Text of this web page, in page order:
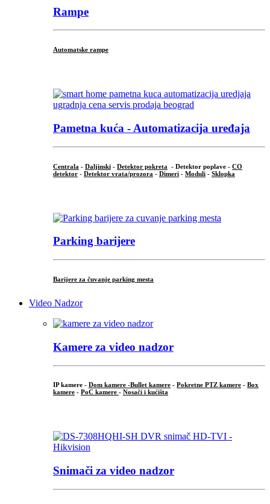
Rampe
Automatske rampe
Pametna kuća - Automatizacija uređaja
Centrala - Daljinski - Detektor pokreta - Detektor poplave - CO
detektor - Detektor vrata/prozora - Dimeri - Moduli - Sklopka
Parking barijere
Barijere za čuvanje parking mesta
Video Nadzor
Kamere za video nadzor
IP kamere - Dom kamere -Bullet kamere - Pokretne PTZ kamere - Box
kamere - PoC kamere - Nosači i kućišta
Snimači za video nadzor